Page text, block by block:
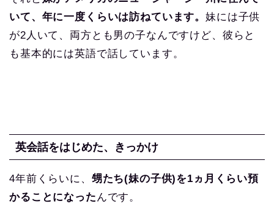
いて、年に一度くらいは訪ねています。妹には子供
が2人いて、両方とも男の子なんですけど、彼らと
も基本的には英語で話しています。
英会話をはじめた、きっかけ
4年前くらいに、 甥たち(妹の子供)を1ヵ月くらい預
かることになったんです。